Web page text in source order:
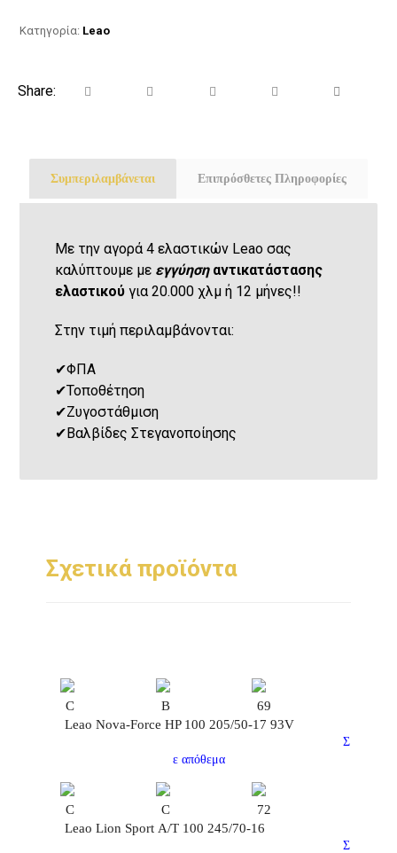
Κατηγορία: Leao
Συμπεριλαμβάνεται Επιπρόσθετες Πληροφορίες
Με την αγορά 4 ελαστικών Leao σας
καλύπτουμε με εγγύησηαντικατάστασης
ελαστικού για 20.000 χλμ ή 12 μήνες!!
Στην τιμή περιλαμβάνονται:
✔ΦΠΑ
✔Τοποθέτηση
✔Ζυγοστάθμιση
✔Βαλβίδες Στεγανοποίησης
Σχετικά προϊόντα
C B
69
Leao Nova-Force HP 100 205/50-17 93V
Σ
ε απόθεμα
C C
72
Leao Lion Sport Α/Τ 100 245/70-16
Σ